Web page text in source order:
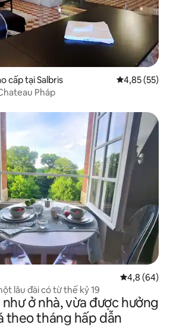
cấp tại Salbris Xếp hạng
4,85 (55)
Pháp
Xếp hạng
4,8 (64)
lâu đài có từ thế kỷ 19
ở nhà, vừa được hưởng
theo tháng hấp dẫn